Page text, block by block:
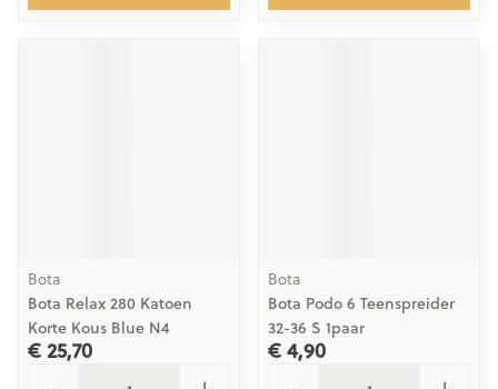
Bota
Bota Relax 280 Katoen
Korte Kous Blue N4
€ 25,70
Bota
Bota Podo 6 Teenspreider
32-36 S 1paar
€ 4,90